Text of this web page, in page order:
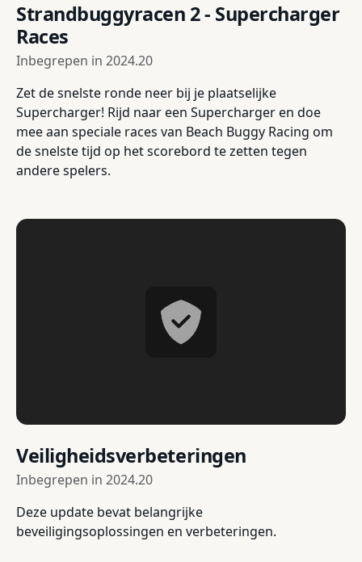
Strandbuggyracen 2 - Supercharger
Races
Inbegrepen in 2024.20
Zet de snelste ronde neer bij je plaatselijke
Supercharger! Rijd naar een Supercharger en doe
mee aan speciale races van Beach Buggy Racing om
de snelste tijd op het scorebord te zetten tegen
andere spelers.
Veiligheidsverbeteringen
Inbegrepen in 2024.20
Deze update bevat belangrijke
beveiligingsoplossingen en verbeteringen.